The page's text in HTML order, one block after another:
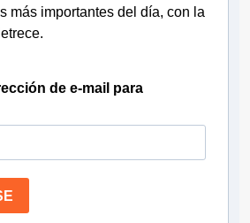
más importantes del día, con la
de e-mail para